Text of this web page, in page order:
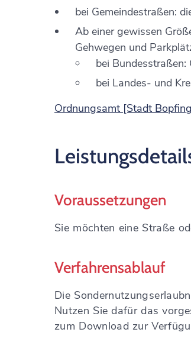
bei Gemeindestraßen:
Ab einer gewissen
Gehwegen und
bei
bei Landes- und
Ordnungsamt [Stadt
Voraussetzungen
Sie möchten eine Straße
Verfahrensablauf
Die
Nutzen Sie dafür das
zum Download zur